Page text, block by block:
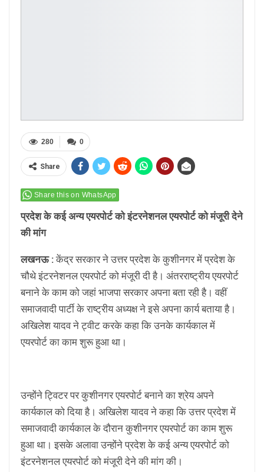
0
280
Share
Share this on WhatsApp
प्रदेश के कई अन्य एयरपोर्ट को इंटरनेशनल एयरपोर्ट को मंजूरी देने
की मांग
लखनऊ :केंद्र सरकार ने उत्तर प्रदेश के कुशीनगर में प्रदेश के
चौथे इंटरनेशनल एयरपोर्ट को मंजूरी दी है। अंतरराष्ट्रीय एयरपोर्ट
बनाने के काम को जहां भाजपा सरकार अपना बता रही है। वहीं
समाजवादी पार्टी के राष्ट्रीय अध्यक्ष ने इसे अपना कार्य बताया है।
अखिलेश यादव ने ट्वीट करके कहा कि उनके कार्यकाल में
एयरपोर्ट का काम शुरू हुआ था।
उन्होंने ट्विटर पर कुशीनगर एयरपोर्ट बनाने का श्रेय अपने
कार्यकाल को दिया है। अखिलेश यादव ने कहा कि उत्तर प्रदेश में
समाजवादी कार्यकाल के दौरान कुशीनगर एयरपोर्ट का काम शुरू
हुआ था। इसके अलावा उन्होंने प्रदेश के कई अन्य एयरपोर्ट को
इंटरनेशनल एयरपोर्ट को मंजूरी देने की मांग की।